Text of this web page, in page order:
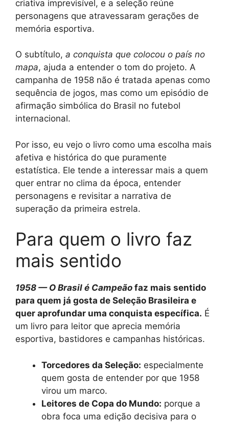
criativa imprevisível, e a seleção reúne
personagens que atravessaram gerações de
memória esportiva.
O subtítulo, a conquista que colocou o país no
mapa, ajuda a entender o tom do projeto. A
campanha de 1958 não é tratada apenas como
sequência de jogos, mas como um episódio de
afirmação simbólica do Brasil no futebol
internacional.
Por isso, eu vejo o livro como uma escolha mais
afetiva e histórica do que puramente
estatística. Ele tende a interessar mais a quem
quer entrar no clima da época, entender
personagens e revisitar a narrativa de
superação da primeira estrela.
Para quem o livro faz
mais sentido
1958 — O Brasil é Campeão faz mais sentido
para quem já gosta de Seleção Brasileira e
quer aprofundar uma conquista específica. É
um livro para leitor que aprecia memória
esportiva, bastidores e campanhas históricas.
Torcedores da Seleção: especialmente
quem gosta de entender por que 1958
virou um marco.
Leitores de Copa do Mundo: porque a
obra foca uma edição decisiva para o